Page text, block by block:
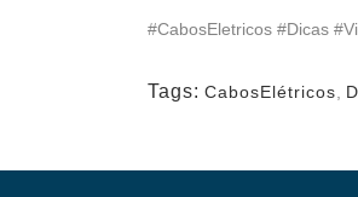
#CabosEletricos #Dicas
Tags: CabosElétricos